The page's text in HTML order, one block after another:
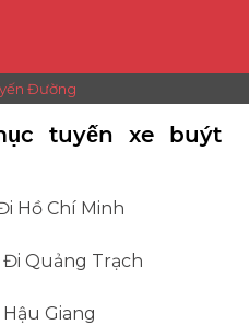
Đường
tuyến xe buýt
Hồ Chí Minh
Đi Quảng Trạch
Giang